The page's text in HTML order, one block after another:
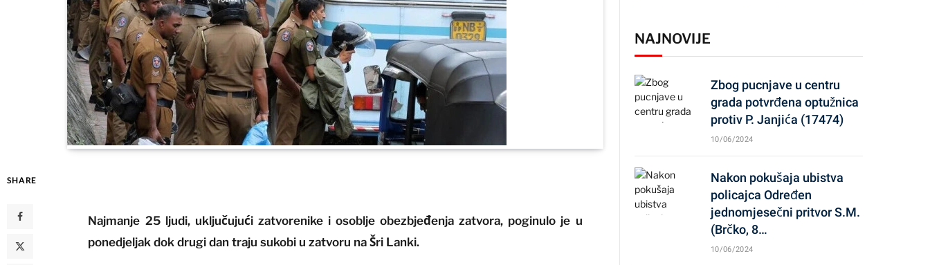
SHARE
Najmanje 25 ljudi, uključujući zatvorenike i osoblje obezbjeđenja zatvora, poginulo je u
ponedjeljak dok drugi dan traju sukobi u zatvoru na Šri Lanki.
NAJNOVIJE
Zbog pucnjave u centru
grada potvrđena optužnica
protiv P. Janjića (17474)
10/06/2024
Nakon pokušaja ubistva
policajca Određen
jednomjesečni pritvor S.M.
(Brčko, 8…
10/06/2024